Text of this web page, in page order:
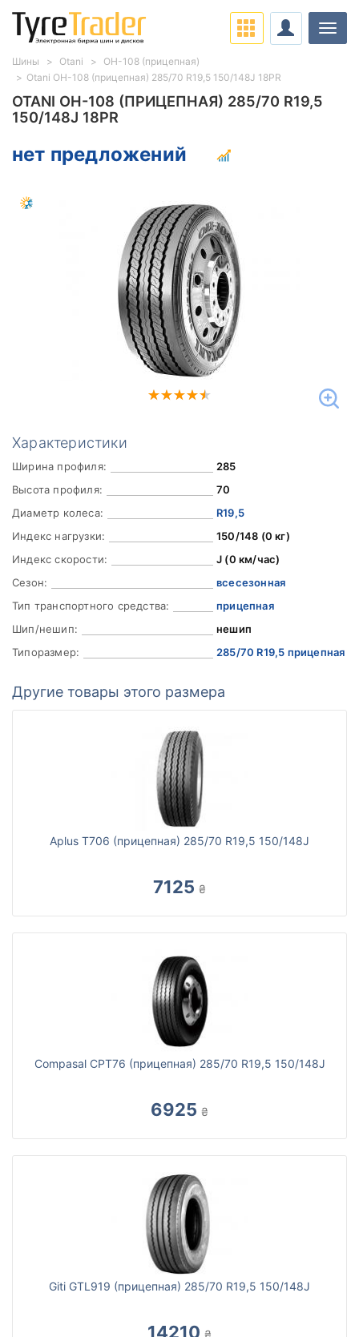
OTANI OH-108 (ПРИЦЕПНАЯ) 285/70 R19,5
150/148J 18PR
нет предложений
Характеристики
Ширина профиля:
285
Высота профиля:
70
Диаметр колеса:
R19,5
Индекс нагрузки:
150/148 (0 кг)
Индекс скорости:
J (0 км/час)
Сезон:
всесезонная
Тип транспортного средства:
прицепная
Шип/нешип:
нешип
Типоразмер:
285/70 R19,5 прицепная
Другие товары этого размера
Aplus T706 (прицепная) 285/70 R19,5 150/148J
7125 ₴
Compasal CPT76 (прицепная) 285/70 R19,5 150/148J
6925 ₴
Giti GTL919 (прицепная) 285/70 R19,5 150/148J
14210 ₴
Шины Otani
OH-108 (прицепная)
Otani OH-108 (прицепная) 285/70 R19,5 150/148J 18PR